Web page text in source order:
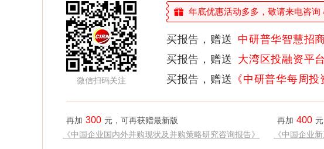
微信扫码关注
年底优惠活动多多，敬请来电咨询
买报告，赠送 中研普华智慧招
买报告，赠送
大湾区投融资平
买报告，赠送 《中研普华每周投
再加 300 元，可再获赠最新版
《中国企业国内外并购现状及并购策略研究咨询报告》
再加 400
《中国企业